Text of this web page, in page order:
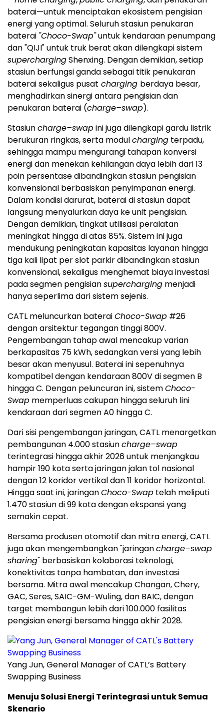
baterai—untuk menciptakan ekosistem pengisian
energi yang optimal. Seluruh stasiun penukaran
baterai "Choco-Swap"untuk kendaraan penumpang
dan "QIJI" untuk truk berat akan dilengkapi sistem
superchargingShenxing. Dengan demikian, setiap
stasiun berfungsi ganda sebagai titik penukaran
baterai sekaligus pusat charging berdaya besar,
menghadirkan sinergi antara pengisian dan
penukaran baterai (charge–swap).
Stasiuncharge–swapini juga dilengkapi gardu listrik
berukuran ringkas, serta modulcharging terpadu,
sehingga mampu mengurangi tahapan konversi
energi dan menekan kehilangan daya lebih dari 13
poin persentase dibandingkan stasiun pengisian
konvensional berbasiskan penyimpanan energi.
Dalam kondisi darurat, baterai di stasiun dapat
langsung menyalurkan daya ke unit pengisian.
Dengan demikian, tingkat utilisasi peralatan
meningkat hingga di atas 85%. Sistem ini juga
mendukung peningkatan kapasitas layanan hingga
tiga kali lipat per slot parkir dibandingkan stasiun
konvensional, sekaligus menghemat biaya investasi
pada segmen pengisiansupercharging menjadi
hanya seperlima dari sistem sejenis.
CATL meluncurkan bateraiChoco-Swap #26
dengan arsitektur tegangan tinggi 800V.
Pengembangan tahap awal mencakup varian
berkapasitas 75 kWh, sedangkan versi yang lebih
besar akan menyusul. Baterai ini sepenuhnya
kompatibel dengan kendaraan 800V di segmen B
hingga C. Dengan peluncuran ini, sistemChoco-
Swap memperluas cakupan hingga seluruh lini
kendaraan dari segmen A0 hingga C.
Dari sisi pengembangan jaringan, CATL menargetkan
pembangunan 4.000 stasiuncharge–swap
terintegrasi hingga akhir 2026 untuk menjangkau
hampir 190 kota serta jaringan jalan tol nasional
dengan 12 koridor vertikal dan 11 koridor horizontal.
Hingga saat ini, jaringanChoco-Swap telah meliputi
1.470 stasiun di 99 kota dengan ekspansi yang
semakin cepat.
Bersama produsen otomotif dan mitra energi, CATL
juga akan mengembangkan "jaringancharge–swap
sharing" berbasiskan kolaborasi teknologi,
konektivitas tanpa hambatan, dan investasi
bersama. Mitra awal mencakup Changan, Chery,
GAC, Seres, SAIC-GM-Wuling, dan BAIC, dengan
target membangun lebih dari 100.000 fasilitas
pengisian energi bersama hingga akhir 2028.
Yang Jun, General Manager of CATL’s Battery
Swapping Business
Menuju Solusi Energi Terintegrasi untuk Semua
Skenario